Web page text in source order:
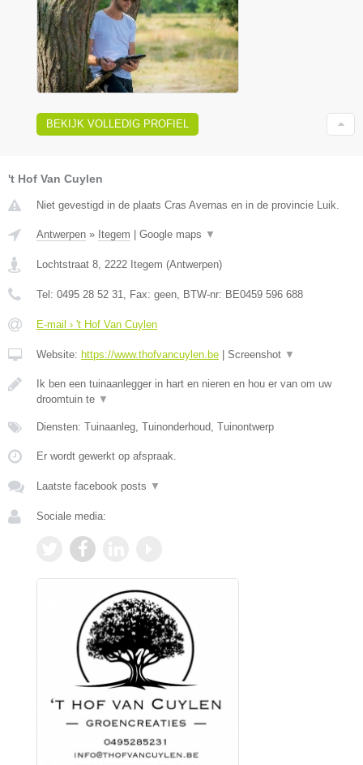
BEKIJK VOLLEDIG PROFIEL
't Hof Van Cuylen
Niet gevestigd in de plaats Cras Avernas en in de provincie Luik.
Antwerpen » Itegem Google maps ▼
Lochtstraat 8, 2222 Itegem (Antwerpen)
Tel: 0495 28 52 31, Fax: geen, BTW-nr: BE0459 596 688
E-mail › 't Hof Van Cuylen
Website: https://www.thofvancuylen.be Screenshot ▼
Ik ben een tuinaanlegger in hart en nieren en hou er van om uw
droomtuin te ▼
Diensten: Tuinaanleg, Tuinonderhoud, Tuinontwerp
Er wordt gewerkt op afspraak.
Laatste facebook posts ▼
Sociale media: